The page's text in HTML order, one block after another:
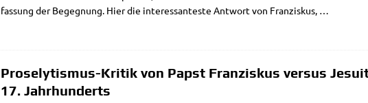
fas­sung der Begeg­nung. Hier die inter­es­san­te­ste Ant­wort von Fran­zis­kus, …
Proselytismus-Kritik von Papst Franziskus versus
17. Jahrhunderts